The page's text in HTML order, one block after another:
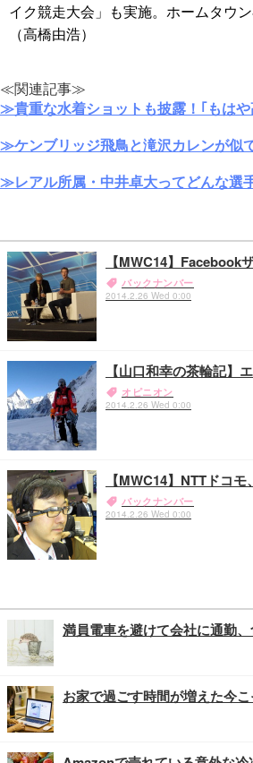
イク競走大会」も実施。ホームタウ
（高橋由浩）
≪関連記事≫
≫貴重な水着ショットも披露！｢もは
≫ケンブリッジ飛鳥と滝沢カレンが似
≫レアル所属・中井卓大ってどんな選
【MWC14】Facebook
バックナンバー
2014.2.26 Wed 0:00
【山口和幸の茶輪記】
オピニオン
2014.2.26 Wed 0:00
【MWC14】NTTドコ
バックナンバー
2014.2.26 Wed 0:00
満員電車を避けて会社に通勤
お家で過ごす時間が増えた今